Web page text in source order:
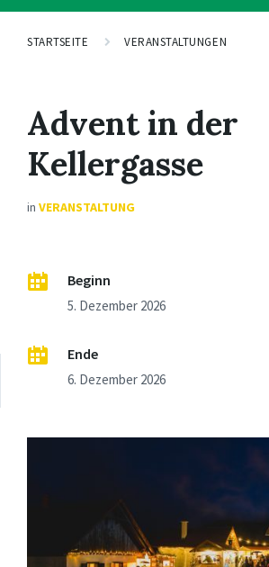
STARTSEITE VERANSTALTUNGEN
Advent in der
Kellergasse
in VERANSTALTUNG
Beginn
5. Dezember 2026
Ende
6. Dezember 2026